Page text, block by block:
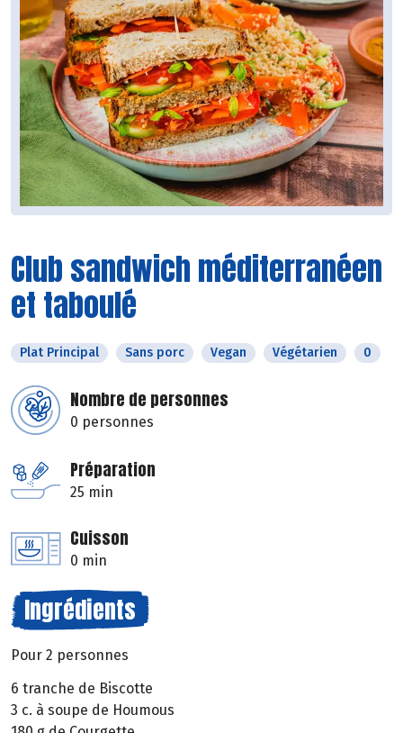
Club sandwich méditerranéen
et taboulé
Plat Principal Sans porc Vegan Végétarien 0
Nombre de personnes
0 personnes
Préparation
25 min
Cuisson
0 min
Ingrédients
Pour 2 personnes
6 tranche de Biscotte
3 c. à soupe de Houmous